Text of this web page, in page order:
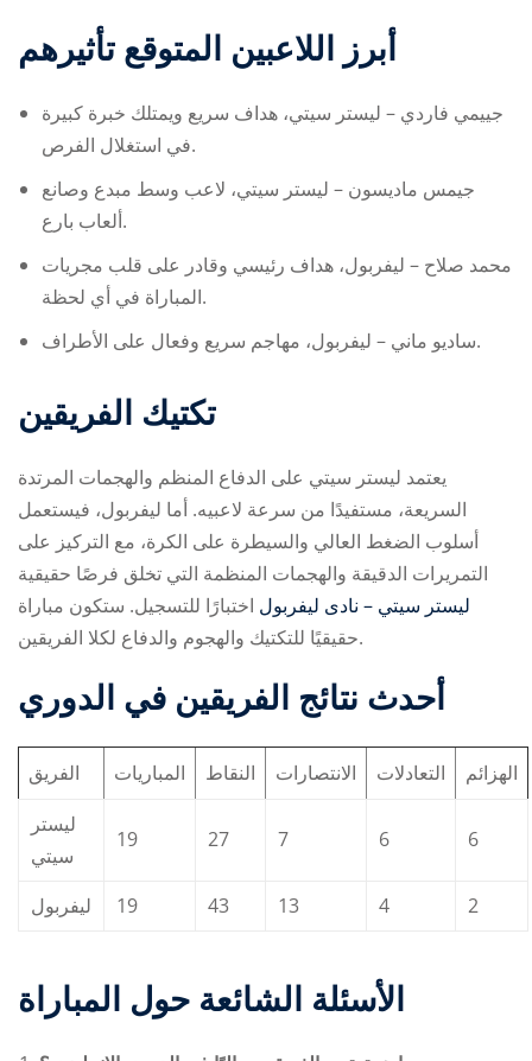
أبرز اللاعبين المتوقع تأثيرهم
جييمي فاردي – ليستر سيتي، هداف سريع ويمتلك خبرة كبيرة
في استغلال الفرص.
جيمس ماديسون – ليستر سيتي، لاعب وسط مبدع وصانع
ألعاب بارع.
محمد صلاح – ليفربول، هداف رئيسي وقادر على قلب مجريات
المباراة في أي لحظة.
ساديو ماني – ليفربول، مهاجم سريع وفعال على الأطراف.
تكتيك الفريقين
يعتمد ليستر سيتي على الدفاع المنظم والهجمات المرتدة
السريعة، مستفيدًا من سرعة لاعبيه. أما ليفربول، فيستعمل
أسلوب الضغط العالي والسيطرة على الكرة، مع التركيز على
التمريرات الدقيقة والهجمات المنظمة التي تخلق فرصًا حقيقية
‎ليستر سيتي – نادى ليفربول اختبارًا
حقيقيًا للتكتيك والهجوم والدفاع لكلا الفريقين.
أحدث نتائج الفريقين في الدوري
الفريق المباريات النقاط الانتصارات التعادلات
الهزائم
ليستر
سيتي
19 27 7 6 6
ليفربول 19 43 13 4 2
الأسئلة الشائعة حول المباراة